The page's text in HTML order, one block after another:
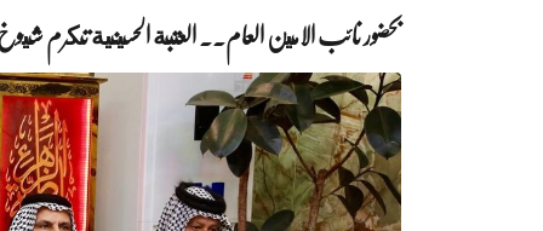
بحضور نائب الامين العام.. العتبة الحسينية تكرم